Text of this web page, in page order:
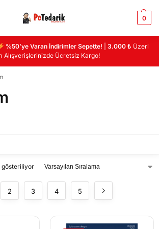
0
%50’ye Varan İndirimler Sepette! |3.000 ₺ Üzeri
Alışverişlerinizde Ücretsiz Kargo!
gösteriliyor
2 3 4 5